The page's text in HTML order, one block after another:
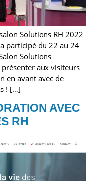
Solutions RH 2022
participé du 22 au 24
Solutions
présenter aux visiteurs
en avant avec de
! […]
AVEC
RH